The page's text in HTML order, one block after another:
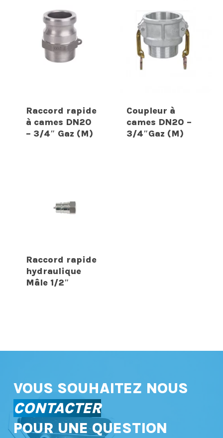
Raccord rapide
à cames DN20
– 3/4″ Gaz (M)
Coupleur à
cames DN20 –
3/4″Gaz (M)
Raccord rapide
hydraulique
Mâle 1/2″
VOUS SOUHAITEZ NOUS
CONTACTER
POUR UNE QUESTION